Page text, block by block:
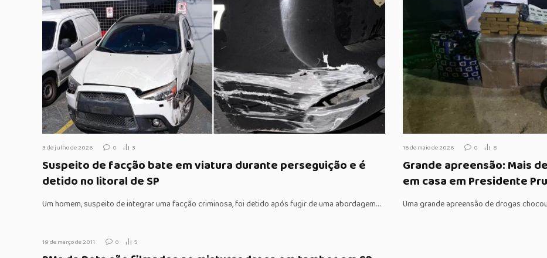
3 de julho de 2026 0 3
Suspeito de facção bate em viatura durante perseguição e é
detido no litoral de SP
Um homem, suspeito de integrar uma facção criminosa, foi detido após fugir de uma abordagem…
16 de maio de 2026 0 8
Grande apreensão: Mais
em casa em Presidente
Uma grande apreensão de drogas
19 de março de 2011 0 5